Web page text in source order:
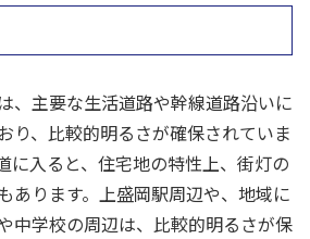
、主要な生活道路や幹線道路沿いに
り、比較的明るさが確保されていま
に入ると、住宅地の特性上、街灯の
あります。上盛岡駅周辺や、地域に
中学校の周辺は、比較的明るさが保